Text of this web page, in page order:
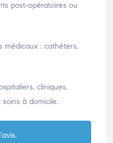
post-opératoires ou
médicaux : cathéters,
cliniques,
à domicile.